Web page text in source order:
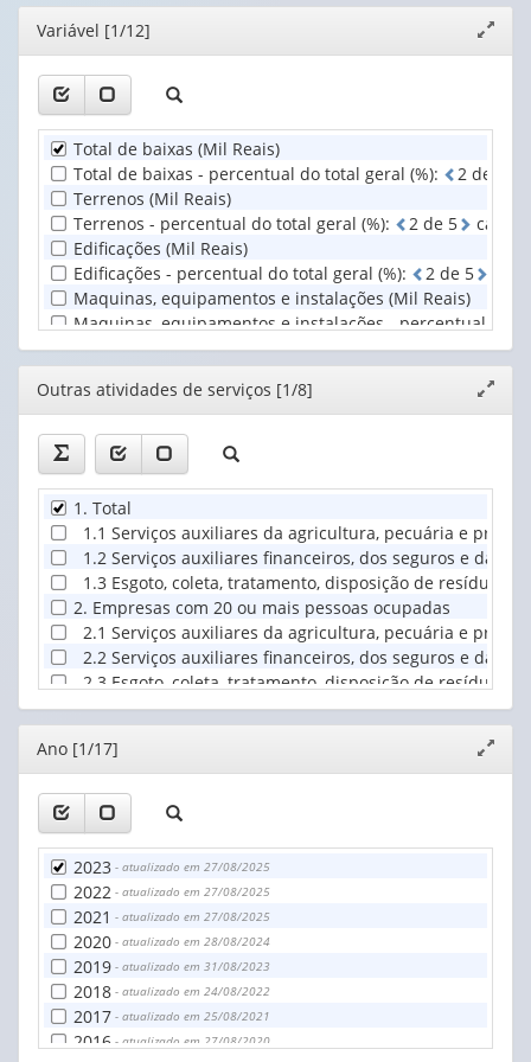
serviços
(1)
(possui
apenas
valor):
Unidade
Territorial
(1)
Editor
janela
Variável [1/12]
Total de baixas (Mil Reais)
Total de baixas - percentual do total geral (%): 2 de
Terrenos (Mil Reais)
Terrenos - percentual do total geral (%): 2 de 5
casas
Edificações (Mil Reais)
Edificações - percentual do total geral (%): 2 de 5
Maquinas, equipamentos e instalações (Mil Reais)
Maquinas, equipamentos e instalações - percentual do
Meios de transporte (Mil Reais)
Meios de transporte - percentual do total geral (%): 2d
Outras baixas (Mil Reais)
Outras baixas - percentual do total geral (%): 2de5
Editor
janela
Outras atividades de serviços [1/8]
1. Total
1.1 Serviços auxiliares da agricultura, pecuária e
1.2 Serviços auxiliares financeiros, dos seguros e da
1.3 Esgoto, coleta, tratamento, disposição de resíduos
2. Empresas com 20 ou mais pessoas ocupadas
2.1 Serviços auxiliares da agricultura, pecuária e
2.2 Serviços auxiliares financeiros, dos seguros e da
2.3 Esgoto, coleta, tratamento, disposição de resíduos
Editor
janela
Ano [1/17]
2023 - atualizado em 27/08/2025
2022 - atualizado em 27/08/2025
2021 - atualizado em 27/08/2025
2020 - atualizado em 28/08/2024
2019 - atualizado em 31/08/2023
2018 - atualizado em 24/08/2022
2017 - atualizado em 25/08/2021
2016 - atualizado em 27/08/2020